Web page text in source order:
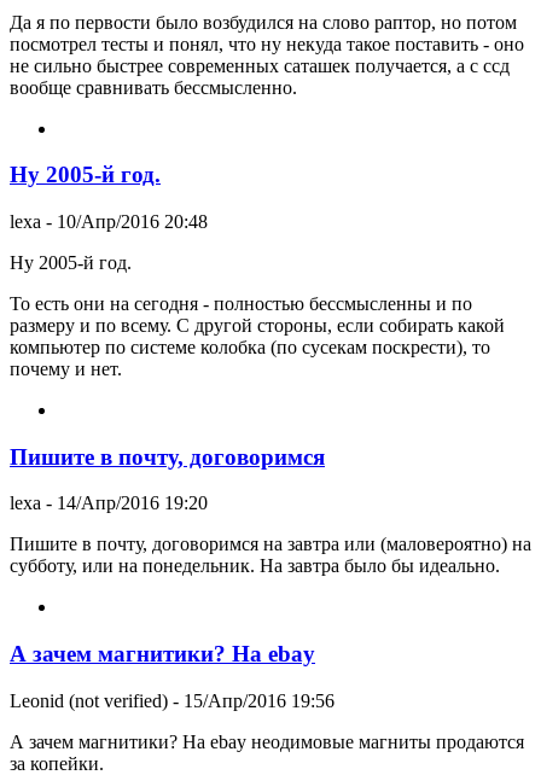
Да я по первости было возбудился на слово раптор, но потом
посмотрел тесты и понял, что ну некуда такое поставить - оно
не сильно быстрее современных саташек получается, а с ссд
вообще сравнивать бессмысленно.
Ну 2005-й год.
lexa - 10/Апр/2016 20:48
Ну 2005-й год.
То есть они на сегодня - полностью бессмысленны и по
размеру и по всему. С другой стороны, если собирать какой
компьютер по системе колобка (по сусекам поскрести), то
почему и нет.
Пишите в почту, договоримся
lexa - 14/Апр/2016 19:20
Пишите в почту, договоримся на завтра или (маловероятно) на
субботу, или на понедельник. На завтра было бы идеально.
А зачем магнитики? На ebay
Leonid (not verified) - 15/Апр/2016 19:56
А зачем магнитики? На ebay неодимовые магниты продаются
за копейки.